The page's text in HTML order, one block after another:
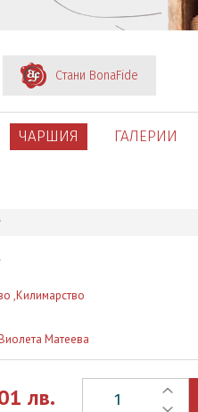
Стани BonaFide
ЧАРШИЯ ГАЛЕРИИ
,Килимарство
Матеева
лв.